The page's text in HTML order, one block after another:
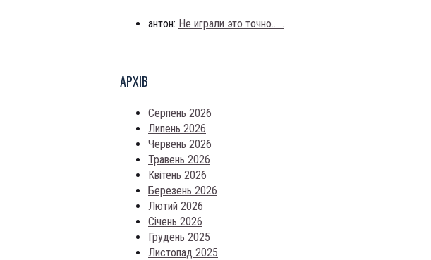
антон: Не играли это точно......
АРХIВ
Серпень 2026
Липень 2026
Червень 2026
Травень 2026
Квітень 2026
Березень 2026
Лютий 2026
Січень 2026
Грудень 2025
Листопад 2025